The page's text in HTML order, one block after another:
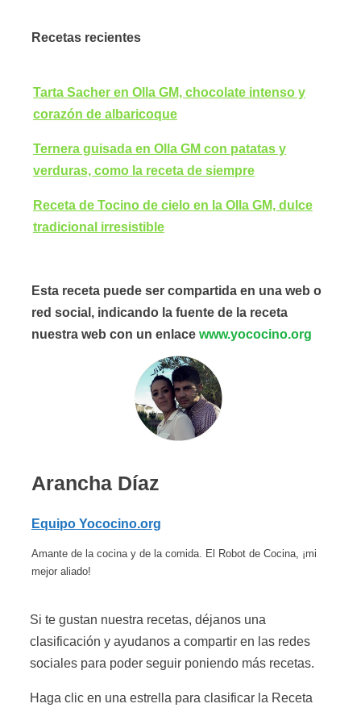
Recetas recientes
Tarta Sacher en Olla GM, chocolate intenso y
corazón de albaricoque
Ternera guisada en Olla GM con patatas y
verduras, como la receta de siempre
Receta de Tocino de cielo en la Olla GM, dulce
tradicional irresistible
Esta receta puede ser compartida en una web o
red social, indicando la fuente de la receta
nuestra web con un enlace www.yococino.org
Arancha Díaz
Equipo Yococino.org
Amante de la cocina y de la comida. El Robot de Cocina, ¡mi
mejor aliado!
Si te gustan nuestra recetas, déjanos una
clasificación y ayudanos a compartir en las redes
sociales para poder seguir poniendo más recetas.
Haga clic en una estrella para clasificar la Receta